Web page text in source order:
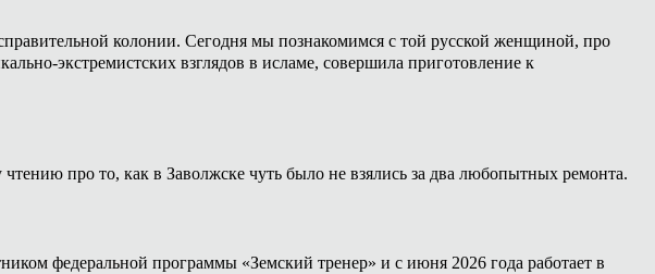
колонии. Сегодня мы познакомимся с той русской женщиной, про
экстремистских взглядов в исламе, совершила приготовление к
про то, как в Заволжске чуть было не взялись за два любопытных ремонта.
федеральной программы «Земский тренер» и с июня 2026 года работает в